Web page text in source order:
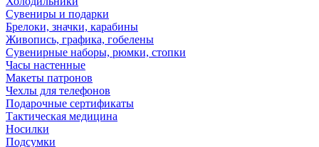
Сувениры и подарки
Брелоки, значки, карабины
Живопись, графика, гобелены
Сувенирные наборы, рюмки, стопки
Часы настенные
Макеты патронов
Чехлы для телефонов
Подарочные сертификаты
Тактическая медицина
Носилки
Подсумки